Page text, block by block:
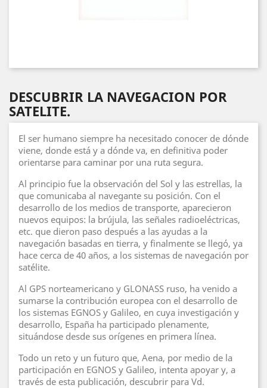
DESCUBRIR LA NAVEGACION POR
SATELITE.
El ser humano siempre ha necesitado conocer de dónde
viene, donde está y a dónde va, en definitiva poder
orientarse para caminar por una ruta segura.
Al principio fue la observación del Sol y las estrellas, la
que comunicaba al navegante su posición. Con el
desarrollo de los medios de transporte, aparecieron
nuevos equipos: la brújula, las señales radioeléctricas,
etc. que dieron paso después a las ayudas a la
navegación basadas en tierra, y finalmente se llegó, ya
hace cerca de 40 años, a los sistemas de navegación por
satélite.
Al GPS norteamericano y GLONASS ruso, ha venido a
sumarse la contribución europea con el desarrollo de
los sistemas EGNOS y Galileo, en cuya investigación y
desarrollo, España ha participado plenamente,
situándose desde sus orígenes en primera línea.
Todo un reto y un futuro que, Aena, por medio de la
participación en EGNOS y Galileo, intenta apoyar y, a
través de esta publicación, descubrir para Vd.